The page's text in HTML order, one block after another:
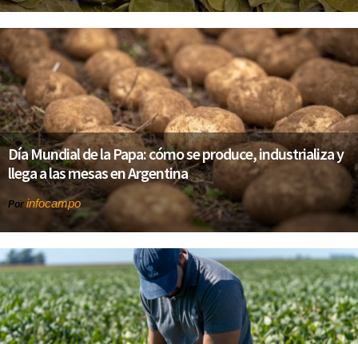
Día Mundial de la Papa: cómo se produce, industrializa y
llega a las mesas en Argentina
Por infocampo